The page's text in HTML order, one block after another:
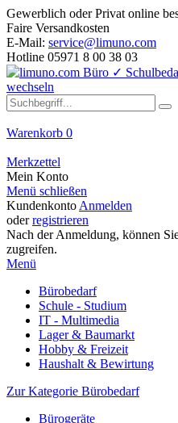
Gewerblich oder Privat online
Faire Versandkosten
E-Mail: service@limuno.com
Hotline 05971 8 00 38 03
Warenkorb 0
Merkzettel
Mein Konto
Menü schließen
Kundenkonto Anmelden
oderregistrieren
Nach der Anmeldung, können
zugreifen.
Menü
Bürobedarf
Schule - Studium
IT - Multimedia
Lager & Baumarkt
Hobby & Freizeit
Haushalt & Bewirtung
Zur Kategorie Bürobedarf
Bürogeräte